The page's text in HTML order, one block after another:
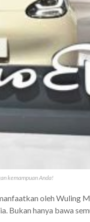
kemampuan Anda!
oleh Wuling
Bukan hanya bawa